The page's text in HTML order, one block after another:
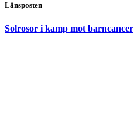
Länsposten
Solrosor i kamp mot barncancer